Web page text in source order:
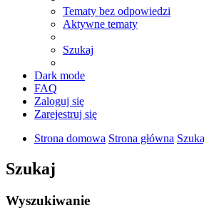
Tematy bez odpowiedzi
Aktywne tematy
Szukaj
Dark mode
FAQ
Zaloguj się
Zarejestruj się
Strona domowa Strona główna
Szukaj
Wyszukiwanie